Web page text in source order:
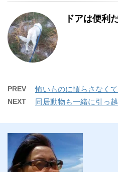
ドアは便利
PREV 怖いものに慣らさなく
NEXT 同居動物も一緒に引っ